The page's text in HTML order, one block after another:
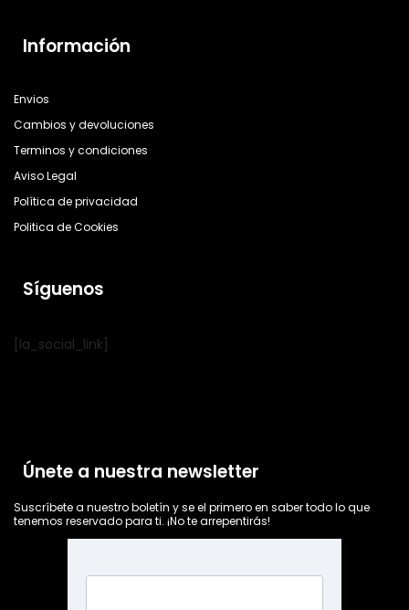
Información
Envios
Cambios y devoluciones
Terminos y condiciones
Aviso Legal
Política de privacidad
Politica de Cookies
Síguenos
[la_social_link]
Únete a nuestra newsletter
Suscríbete a nuestro boletín y se el primero en saber todo lo que
tenemos reservado para ti. ¡No te arrepentirás!